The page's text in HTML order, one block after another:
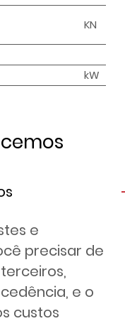
KN
kW
e
precisar de
e o
custos